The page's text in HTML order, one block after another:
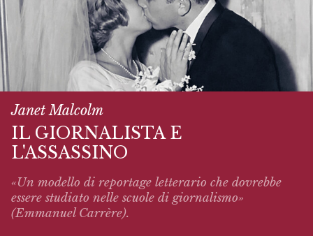
Janet Malcolm
IL GIORNALISTA E
L'ASSASSINO
«Un modello di reportage letterario che dovrebbe
essere studiato nelle scuole di giornalismo»
(Emmanuel Carrère).